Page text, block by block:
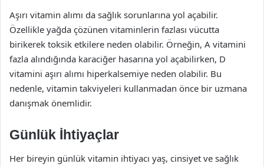
Aşırı vitamin alımı da sağlık sorunlarına yol açabilir.
Özellikle yağda çözünen vitaminlerin fazlası vücutta
birikerek toksik etkilere neden olabilir. Örneğin, A vitamini
fazla alındığında karaciğer hasarına yol açabilirken, D
vitamini aşırı alımı hiperkalsemiye neden olabilir. Bu
nedenle, vitamin takviyeleri kullanmadan önce bir uzmana
danışmak önemlidir.
Günlük İhtiyaçlar
Her bireyin günlük vitamin ihtiyacı yaş, cinsiyet ve sağlık